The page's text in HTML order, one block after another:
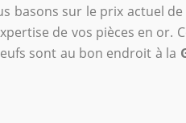
basons sur le prix actuel de
de vos pièces en or.
sont au bon endroit à la